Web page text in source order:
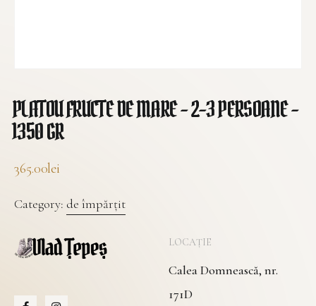
PLATOU FRUCTE DE MARE – 2-3 PERSOANE –
1350 GR
365.00lei
Category: de împărțit
LOCAȚIE
Calea Domnească, nr.
171D